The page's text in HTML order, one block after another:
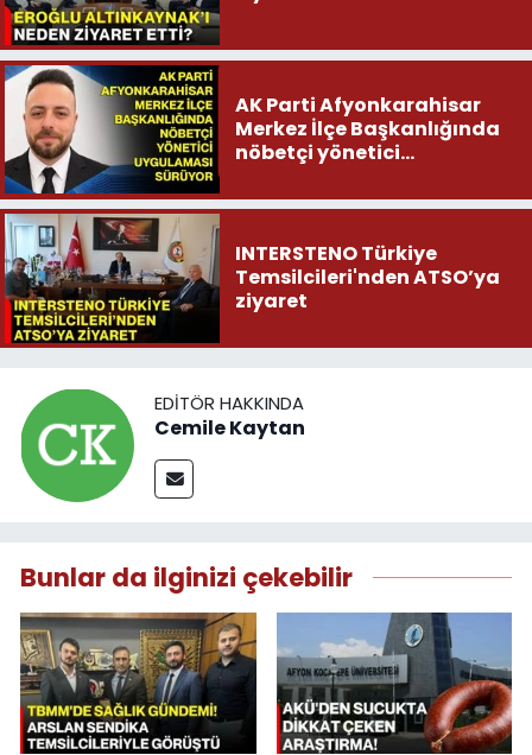
AK Parti Afyonkarahisar
Merkez İlçe Başkanlığında
nöbetçi yönetici
INTERSTENO Türkiye
Temsilcileri'nden ATSO’ya
ziyaret
EDITÖR HAKKINDA
Cemile Kaytan
Bunlar da ilginizi çekebilir